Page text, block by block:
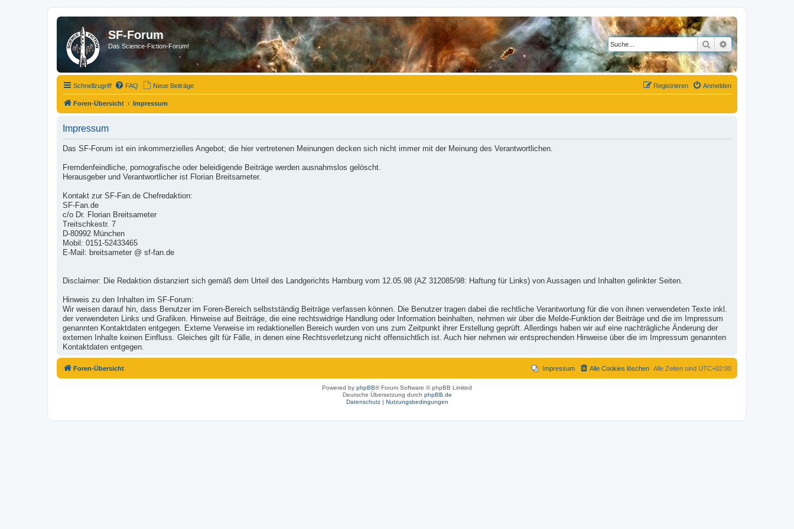
SF-Forum
Das Science-Fiction-Forum! SucheErweiterte Suche
Schnellzugriff FAQ Neue Beiträge Anmelden
Registrieren
Foren-Übersicht Impressum
Impressum
Das SF-Forum ist ein inkommerzielles Angebot; die hier vertretenen Meinungen decken sich nicht immer mit der Meinung des Verantwortlichen.
Fremdenfeindliche, pornografische oder beleidigende Beiträge werden ausnahmslos gelöscht.
Herausgeber und Verantwortlicher ist Florian Breitsameter.
Kontakt zur SF-Fan.de Chefredaktion:
SF-Fan.de
c/o Dr. Florian Breitsameter
Treitschkestr. 7
D-80992 München
Mobil: 0151-52433465
E-Mail: breitsameter @ sf-fan.de
Disclaimer: Die Redaktion distanziert sich gemäß dem Urteil des Landgerichts Hamburg vom 12.05.98 (AZ 312085/98: Haftung für Links) von Aussagen und Inhalten gelinkter Seiten.
Hinweis zu den Inhalten im SF-Forum:
Wir weisen darauf hin, dass Benutzer im Foren-Bereich selbstständig Beiträge verfassen können. Die Benutzer tragen dabei die rechtliche Verantwortung für die von ihnen verwendeten Texte inkl.
der verwendeten Links und Grafiken. Hinweise auf Beiträge, die eine rechtswidrige Handlung oder Information beinhalten, nehmen wir über die Melde-Funktion der Beiträge und die im Impressum
genannten Kontaktdaten entgegen. Externe Verweise im redaktionellen Bereich wurden von uns zum Zeitpunkt ihrer Erstellung geprüft. Allerdings haben wir auf eine nachträgliche Änderung der
externen Inhalte keinen Einfluss. Gleiches gilt für Fälle, in denen eine Rechtsverletzung nicht offensichtlich ist. Auch hier nehmen wir entsprechenden Hinweise über die im Impressum genannten
Kontaktdaten entgegen.
Foren-Übersicht Alle Zeiten sind UTC+02:00
Alle Cookies löschen
Impressum
Powered by phpBB® Forum Software © phpBB Limited
Deutsche Übersetzung durch phpBB.de
Datenschutz| Nutzungsbedingungen